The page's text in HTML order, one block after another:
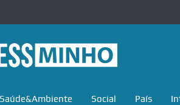
Saúde&Ambiente Social País